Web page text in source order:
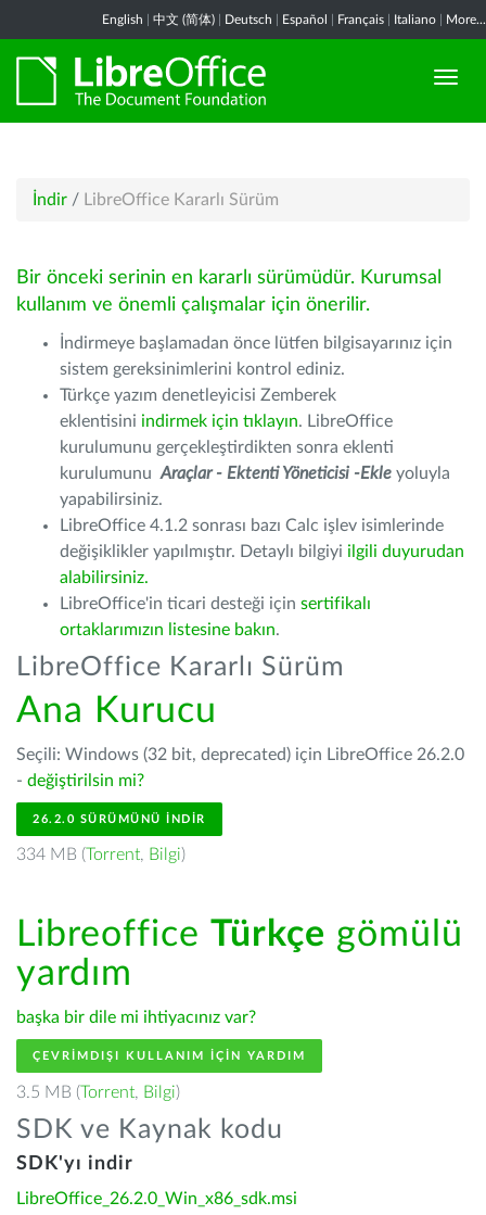
English 中文 (简体) Deutsch Español Français Italiano More...
İndir / LibreOffice Kararlı Sürüm
Bir önceki serinin en kararlı sürümüdür. Kurumsal
kullanım ve önemli çalışmalar için önerilir.
İndirmeye başlamadan önce lütfen bilgisayarınız için
sistem gereksinimlerini kontrol ediniz.
Türkçe yazım denetleyicisi Zemberek
eklentisini indirmek için tıklayın. LibreOffice
kurulumunu gerçekleştirdikten sonra eklenti
kurulumunu Araçlar - Ektenti Yöneticisi -Ekle yoluyla
yapabilirsiniz.
LibreOffice 4.1.2 sonrası bazı Calc işlev isimlerinde
değişiklikler yapılmıştır. Detaylı bilgiyi ilgili duyurudan
alabilirsiniz.
LibreOffice'in ticari desteği için sertifikalı
ortaklarımızın listesine bakın.
LibreOffice Kararlı Sürüm
Ana Kurucu
Seçili: Windows (32 bit, deprecated) için LibreOffice 26.2.0
- değiştirilsin mi?
26.2.0 SÜRÜMÜNÜ İNDIR
334 MB (Torrent, Bilgi)
Libreoffice Türkçe gömülü
yardım
başka bir dile mi ihtiyacınız var?
ÇEVRIMDIŞI KULLANIM IÇIN YARDIM
3.5 MB (Torrent, Bilgi)
SDK ve Kaynak kodu
SDK'yı indir
LibreOffice_26.2.0_Win_x86_sdk.msi